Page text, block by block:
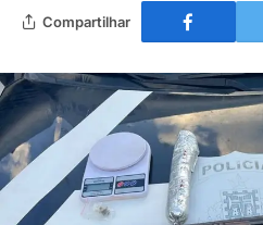
Compartilhar